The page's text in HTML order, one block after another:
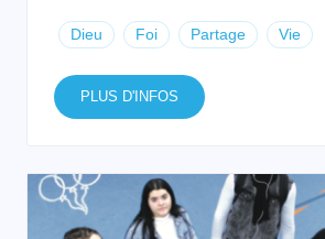
Dieu Foi Partage Vie
PLUS D'INFOS